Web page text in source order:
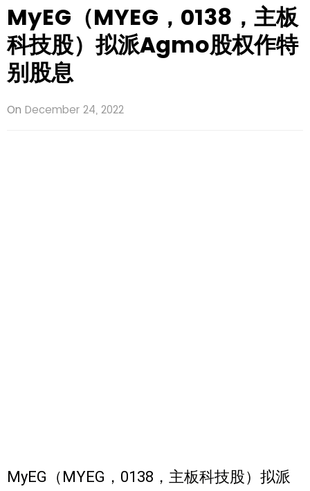
MyEG（MYEG，0138，主板
科技股）拟派Agmo股权作特
别股息
On December 24, 2022
MyEG（MYEG，0138，主板科技股）拟派